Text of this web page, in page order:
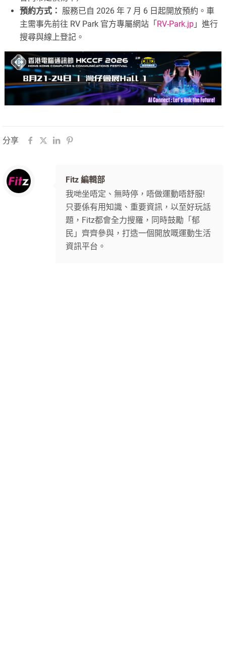
預約方式： 服務已自 2026 年 7 月 6 日起開放預約。車
主需事先前往 RV Park 官方專屬網站「 RV-Park.jp 」進行
搜尋與線上登記。
分享
Fitz 編輯部
我哋坐唔定、無時停，唔做運動唔舒服!
只要係有用知識、重要資訊，以至好玩話
題，Fitz都會全力搜羅，同時鼓勵「郁
民」齊齊參與，打造一個開放嘅運動生活
資訊平台。